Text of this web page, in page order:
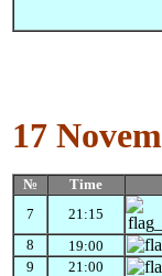
17
№ Time
7
21:15
8 19:00
9 21:00